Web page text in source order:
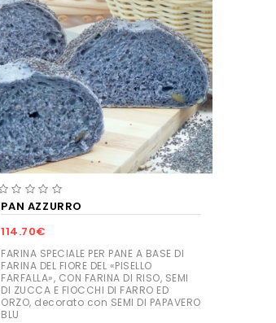
PAN AZZURRO
114.70€
FARINA SPECIALE PER PANE A BASE DI
FARINA DEL FIORE DEL «PISELLO
FARFALLA», CON FARINA DI RISO, SEMI
DI ZUCCA E FIOCCHI DI FARRO ED
ORZO, decorato con SEMI DI PAPAVERO
BLU